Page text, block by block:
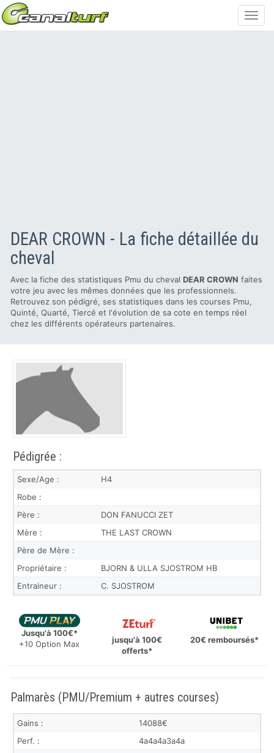
DEAR CROWN - La fiche détaillée du
cheval
Avec la fiche des statistiques Pmu du cheval DEAR CROWN faites
votre jeu avec les mêmes données que les professionnels.
Retrouvez son pédigré, ses statistiques dans les courses Pmu,
Quinté, Quarté, Tiercé et l'évolution de sa cote en temps réel
chez les différents opérateurs partenaires.
Pédigrée :
Sexe/Age :
H4
Robe :
Père :
DON FANUCCI ZET
Mère :
THE LAST CROWN
Père de Mère :
Propriétaire :
BJORN & ULLA SJOSTROM HB
Entraineur :
C. SJOSTROM
Jusqu'à 100€*
+10 Option Max
jusqu'à 100€
offerts*
20€ remboursés*
Palmarès (PMU/Premium + autres courses)
Gains :
14088€
Perf. :
4a4a4a3a4a